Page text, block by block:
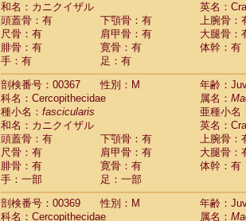
和名：カニクイザル
英名：
頭蓋骨：有
下顎骨：有
上腕骨：
尺骨：有
肩甲骨：有
大腿骨：
腓骨：有
寛骨：有
体幹：有
手：有
足：有
剖検番号：00367
性別：M
年齢：
科名：Cercopithecidae
属名：
種小名： fascicularis
亜種小名
和名：カニクイザル
英名：
頭蓋骨：有
下顎骨：有
上腕骨：
尺骨：有
肩甲骨：有
大腿骨：
腓骨：有
寛骨：有
体幹：有
手：一部
足：一部
剖検番号：00369
性別：M
年齢：
科名：Cercopithecidae
属名：